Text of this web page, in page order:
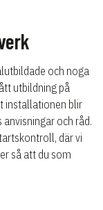
och noga
utbildning på
installationen blir
och råd.
där vi
så att du som